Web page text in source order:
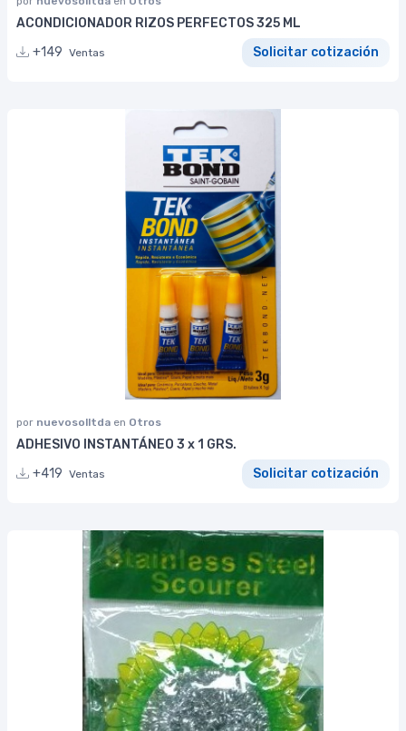
ACONDICIONADOR RIZOS PERFECTOS 325 ML
+149 Ventas Solicitar cotización
por nuevosolltda en Otros
ADHESIVO INSTANTÁNEO 3 x 1 GRS.
+419 Ventas Solicitar cotización